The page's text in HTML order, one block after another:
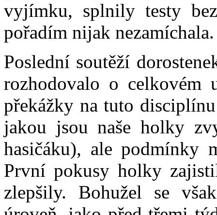
vyjímku, splnily testy
pořadím nijak nezamíchala.
Poslední soutěží
rozhodovalo o celkovém
překážky na tuto
jakou jsou naše holky
hasičáku), ale podmínky
První pokusy holky
zlepšily. Bohužel se